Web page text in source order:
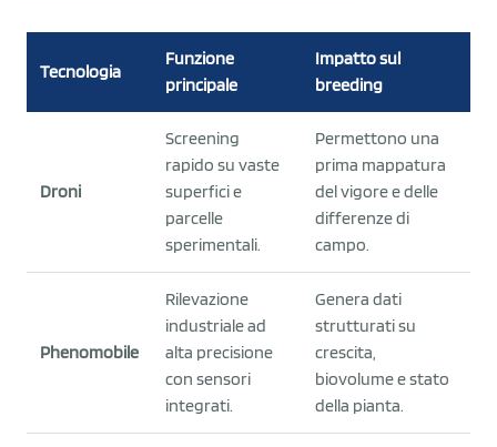
Tecnologia
Funzione
principale
Impatto sul
breeding
Droni
Screening
rapido su vaste
superfici e
parcelle
sperimentali.
Permettono una
prima mappatura
del vigore e delle
differenze di
campo.
Phenomobile
Rilevazione
industriale ad
alta precisione
con sensori
integrati.
Genera dati
strutturati su
crescita,
biovolume e stato
della pianta.